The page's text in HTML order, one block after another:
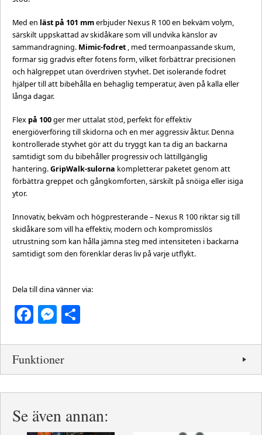
Med en läst på 101 mmerbjuder Nexus R 100 en bekväm volym,
särskilt uppskattad av skidåkare som vill undvika känslor av
sammandragning. Mimic-fodret , med termoanpassande skum,
formar sig gradvis efter fotens form, vilket förbättrar precisionen
och hälgreppet utan överdriven styvhet. Det isolerande fodret
hjälper till att bibehålla en behaglig temperatur, även på kalla eller
långa dagar.
Flex på 100ger mer uttalat stöd, perfekt för effektiv
energiöverföring till skidorna och en mer aggressiv åktur. Denna
kontrollerade styvhet gör att du tryggt kan ta dig an backarna
samtidigt som du bibehåller progressiv och lättillgänglig
hantering.GripWalk-sulorna kompletterar paketet genom att
förbättra greppet och gångkomforten, särskilt på snöiga eller isiga
ytor.
Innovativ, bekväm och högpresterande – Nexus R 100 riktar sig till
skidåkare som vill ha effektiv, modern och kompromisslös
utrustning som kan hålla jämna steg med intensiteten i backarna
samtidigt som den förenklar deras liv på varje utflykt.
Dela till dina vänner via:
Facebook
Messenger
Funktioner
Se även annan: